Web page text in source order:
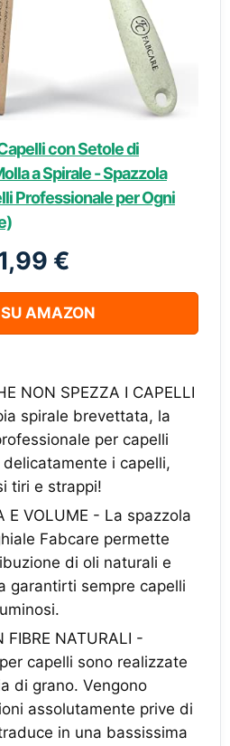
con Setole di
a Spirale - Spazzola
Professionale per Ogni
€
AMAZON
NON SPEZZA I CAPELLI
spirale brevettata, la
per capelli
i capelli,
tiri ​e strappi!
E VOLUME - La spazzola
Fabcare permette
di oli naturali e
garantirti sempre capelli
FIBRE NATURALI -
capelli sono realizzate
di grano. Vengono
assolutamente prive di
in una bassissima